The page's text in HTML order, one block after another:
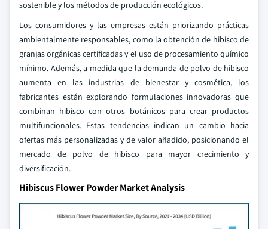
sostenible y los métodos de producción ecológicos.
Los consumidores y las empresas están priorizando prácticas
ambientalmente responsables, como la obtención de hibisco de
granjas orgánicas certificadas y el uso de procesamiento químico
mínimo. Además, a medida que la demanda de polvo de hibisco
aumenta en las industrias de bienestar y cosmética, los
fabricantes están explorando formulaciones innovadoras que
combinan hibisco con otros botánicos para crear productos
multifuncionales. Estas tendencias indican un cambio hacia
ofertas más personalizadas y de valor añadido, posicionando el
mercado de polvo de hibisco para mayor crecimiento y
diversificación.
Hibiscus Flower Powder Market Analysis